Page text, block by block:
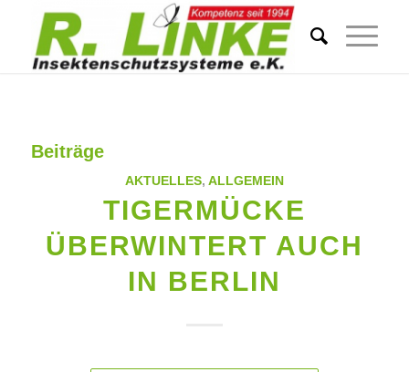
Beiträge
AKTUELLES, ALLGEMEIN
TIGERMÜCKE
ÜBERWINTERT AUCH
IN BERLIN